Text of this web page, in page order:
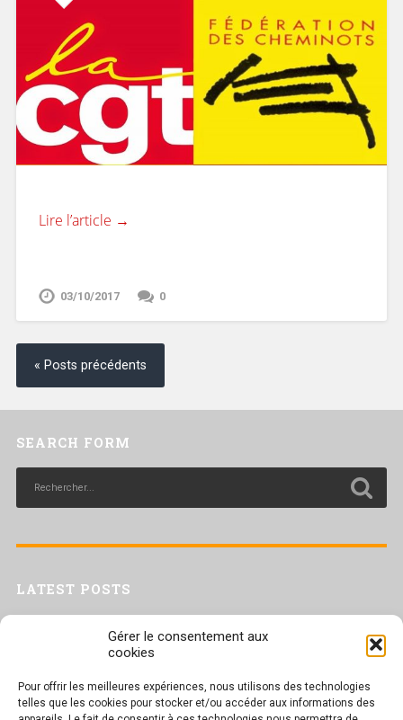
Gérer le consentement aux
cookies
Pour offrir les meilleures expériences, nous utilisons des technologies
telles que les cookies pour stocker et/ou accéder aux informations des
Lire l’article →
03/10/2017 0
« Posts précédents
SEARCH FORM
LATEST POSTS
Trac confédéral sur les situations de travail par forte chaleur
Séance plénière du CESER du 23 juin 2026